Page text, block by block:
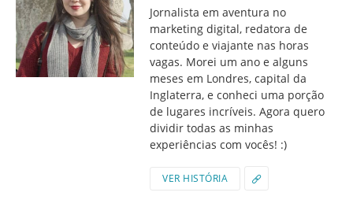
Jornalista em aventura no
marketing digital, redatora de
conteúdo e viajante nas horas
vagas. Morei um ano e alguns
meses em Londres, capital da
Inglaterra, e conheci uma porção
de lugares incríveis. Agora quero
dividir todas as minhas
experiências com vocês! :)
VER HISTÓRIA